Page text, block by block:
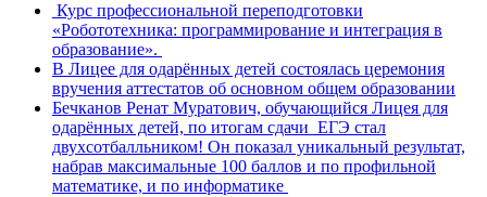
Курс профессиональной переподготовки
«Робототехника: программирование и интеграция в
образование».
В Лицее для одарённых детей состоялась церемония
вручения аттестатов об основном общем образовании
Бечканов Ренат Муратович, обучающийся Лицея для
одарённых детей, по итогам сдачи ЕГЭ стал
двухсотбалльником! Он показал уникальный результат,
набрав максимальные 100 баллов и по профильной
математике, и по информатике